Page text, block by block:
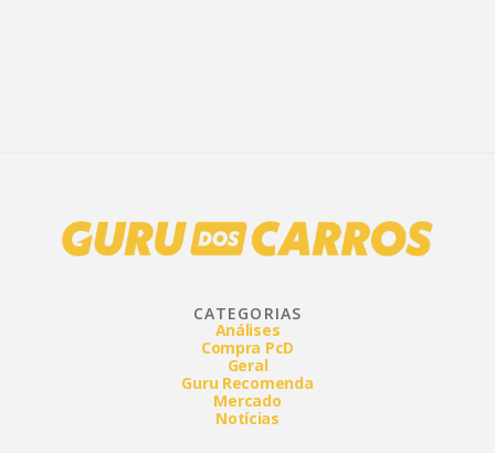
CATEGORIAS
Análises
Compra PcD
Geral
Guru Recomenda
Mercado
Notícias